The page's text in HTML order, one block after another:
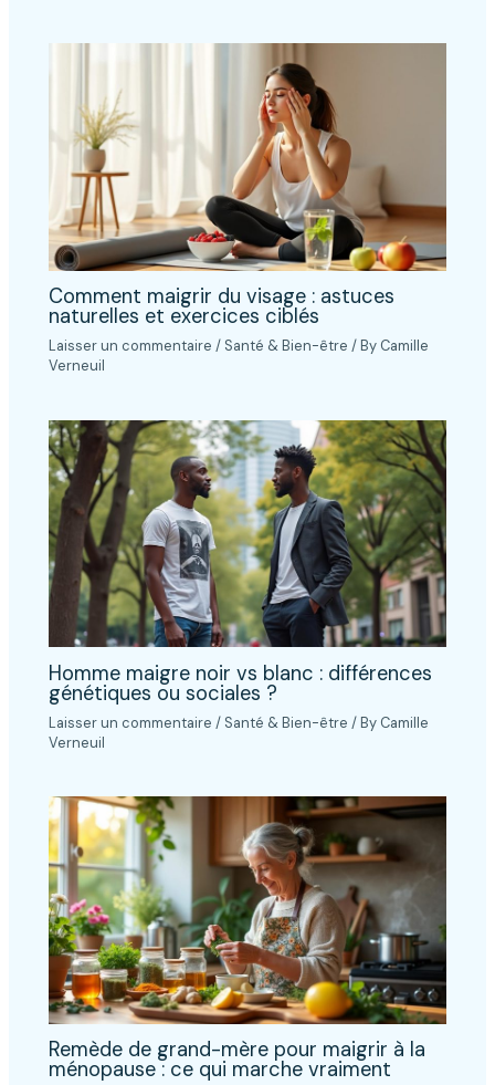
Comment maigrir du visage : astuces
naturelles et exercices ciblés
Laisser un commentaire / Santé & Bien-être / By Camille
Verneuil
Homme maigre noir vs blanc : différences
génétiques ou sociales ?
Laisser un commentaire / Santé & Bien-être / By Camille
Verneuil
Remède de grand-mère pour maigrir à la
ménopause : ce qui marche vraiment